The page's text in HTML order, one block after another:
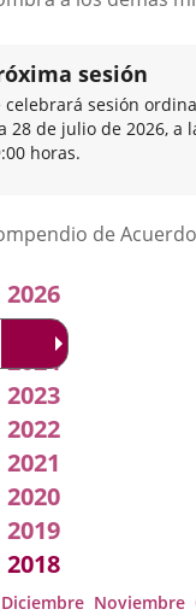
sesión
celebrará sesión
28 de julio de 2026, a
horas.
de
2026
2025
2024
2023
2022
2021
2020
2019
2018
Diciembre Noviembre